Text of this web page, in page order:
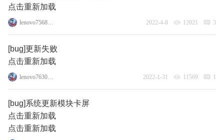
点击重新加载
lenovo75688506 2022-4-8 12021 3
[bug]更新失败
点击重新加载
lenovo76305432 2022-1-31 11569 1
[bug]系统更新模块卡屏
点击重新加载
点击重新加载